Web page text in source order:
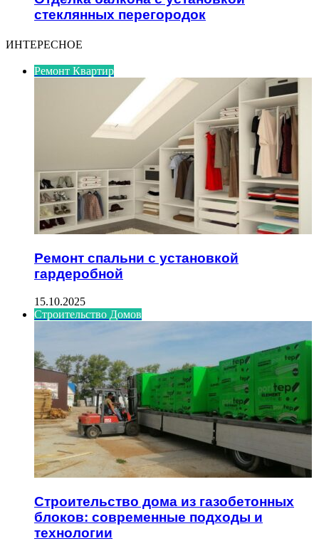
стеклянных перегородок
ИНТЕРЕСНОЕ
Ремонт Квартир
Ремонт спальни с установкой
гардеробной
15.10.2025
Строительство Домов
Строительство дома из газобетонных
блоков: современные подходы и
технологии